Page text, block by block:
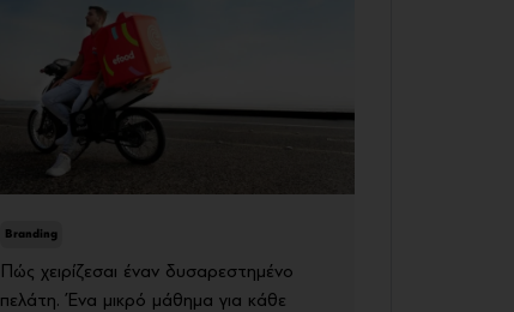
Branding
Πώς χειρίζεσαι έναν δυσαρεστημένο
πελάτη. Ένα μικρό μάθημα για κάθε